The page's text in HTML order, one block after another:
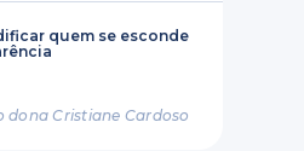
quem se esconde
dona Cristiane Cardoso